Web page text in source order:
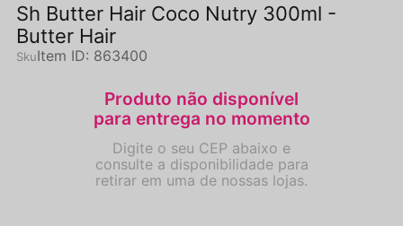
Sh Butter Hair Coco Nutry 300ml -
Butter Hair
Item ID: 863400